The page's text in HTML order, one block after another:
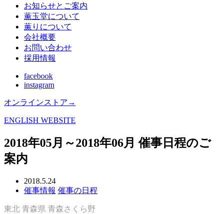
お知らせとご案内
薫玉堂について
薫りについて
会社概要
お問い合わせ
採用情報
facebook
instagram
オンラインストア →
ENGLISH WEBSITE
2018年05月～2018年06月 催事日程のご
案内
2018.5.24
催事情報 催事の日程
東北 青森県 青森さくら野